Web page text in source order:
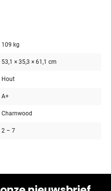
109 kg
53,1 × 35,3 × 61,1 cm
Hout
A+
Charnwood
2 – 7